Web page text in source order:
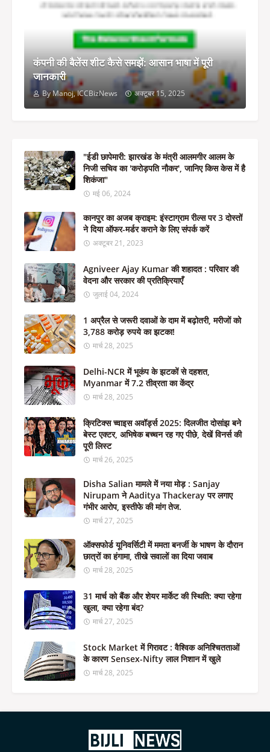
कंपनी की बैलेंस शीट कैसे समझें: आसान भाषा में पूरी
जानकारी
By Manoj, ICCBizNews अक्टूबर 15, 2025
"ईडी छापेमारी: झारखंड के मंत्री आलमगीर आलम के
निजी सचिव का 'करोड़पति नौकर', जानिए किस केस में है
शिकंजा"
मई 06, 2024
कानपुर का अजब क्राइम: इंस्टाग्राम रील्स पर 3 दोस्तों
ने दिया ऑफर-मर्डर कराने के लिए संपर्क करें
अक्टूबर 21, 2023
Agniveer Ajay Kumar की शहादत : परिवार की
वेदना और सरकार की प्रतिक्रियाएँ
जुलाई 04, 2024
1 अप्रैल से जरूरी दवाओं के दाम में बढ़ोतरी, मरीजों को
3,788 करोड़ रुपये का झटका!
मार्च 28, 2025
Delhi-NCR में भूकंप के झटकों से दहशत,
Myanmar में 7.2 तीव्रता का केंद्र
मार्च 28, 2025
क्रिटिक्स च्वाइस अवॉर्ड्स 2025: दिलजीत दोसांझ बने
बेस्ट एक्टर, अभिषेक बच्चन रह गए पीछे, देखें विनर्स की
पूरी लिस्ट
मार्च 26, 2025
Disha Salian मामले में नया मोड़ : Sanjay
Nirupam ने Aaditya Thackeray पर लगाए
गंभीर आरोप, इस्तीफे की मांग तेज.
मार्च 27, 2025
ऑक्सफोर्ड यूनिवर्सिटी में ममता बनर्जी के भाषण के दौरान
छात्रों का हंगामा, तीखे सवालों का दिया जवाब
मार्च 28, 2025
31 मार्च को बैंक और शेयर मार्केट की स्थिति: क्या रहेगा
खुला, क्या रहेगा बंद?
मार्च 27, 2025
Stock Market में गिरावट : वैश्विक अनिश्चितताओं
के कारण Sensex-Nifty लाल निशान में खुले
मार्च 28, 2025